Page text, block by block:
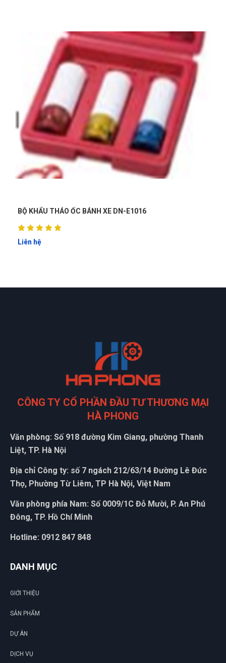
BỘ KHẨU THÁO ỐC BÁNH XE DN-E1016
Liên hệ
CÔNG TY CỔ PHẦN ĐẦU TƯ THƯƠNG MẠI
HÀ PHONG
Văn phòng: Số 918 đường Kim Giang, phường Thanh
Liệt, TP. Hà Nội
Địa chỉ Công ty: số 7 ngách 212/63/14 Đường Lê Đức
Thọ, Phường Từ Liêm, TP Hà Nội, Việt Nam
Văn phòng phía Nam: Số 0009/1C Đỗ Mười, P. An Phú
Đông, TP. Hồ Chí Minh
Hotline: 0912 847 848
DANH MỤC
GIỚI THIỆU
SẢN PHẨM
DỰ ÁN
DỊCH VỤ